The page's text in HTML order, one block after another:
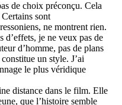
de choix préconçu. Cela
sont
ne montrent rien.
je ne veux pas de
d’homme, pas de plans
un style. J’ai
le plus véridique
distance dans le film. Elle
que l’histoire semble